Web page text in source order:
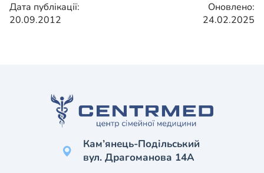
Дата публікації:
20.09.2012
Оновлено:
24.02.2025
Кам’янець-Подільський
вул. Драгоманова 14А